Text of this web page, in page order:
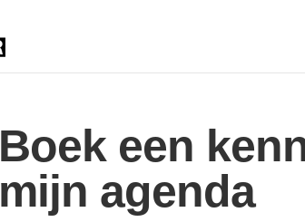
Boek een
mijn agenda